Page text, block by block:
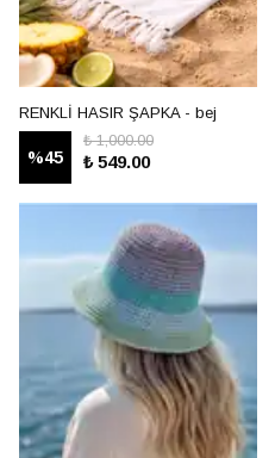
RENKLİ HASIR ŞAPKA - bej
%45
₺ 1,000.00
₺ 549.00